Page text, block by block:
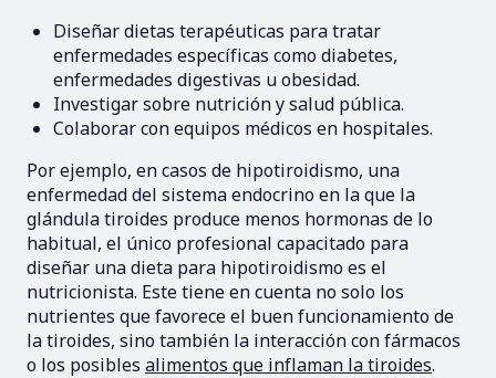
Diseñar dietas terapéuticas para tratar
enfermedades específicas como diabetes,
enfermedades digestivas u obesidad.
Investigar sobre nutrición y salud pública.
Colaborar con equipos médicos en hospitales.
Por ejemplo, en casos de hipotiroidismo, una
enfermedad del sistema endocrino en la que la
glándula tiroides produce menos hormonas de lo
habitual, el único profesional capacitado para
diseñar una dieta para hipotiroidismo es el
nutricionista. Este tiene en cuenta no solo los
nutrientes que favorece el buen funcionamiento de
la tiroides, sino también la interacción con fármacos
o los posibles alimentos que inflaman la tiroides.